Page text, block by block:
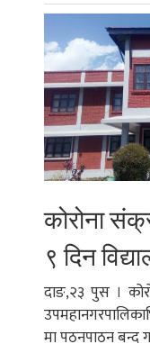
कोरोना
९ दिन
दाङ,२३ पुस ।
मा पठनपाठन बन्द